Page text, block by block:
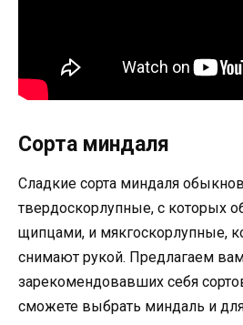
Сорта миндаля
Сладкие сорта миндаля
твердоскорлупные, с которых
щипцами, и мякгоскорлупные,
снимают рукой. Предлагаем
зарекомендовавших себя
сможете выбрать миндаль и